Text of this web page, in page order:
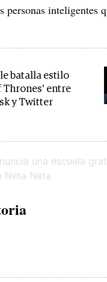
personas inteligentes
batalla estilo
Thrones' entre
y Twitter